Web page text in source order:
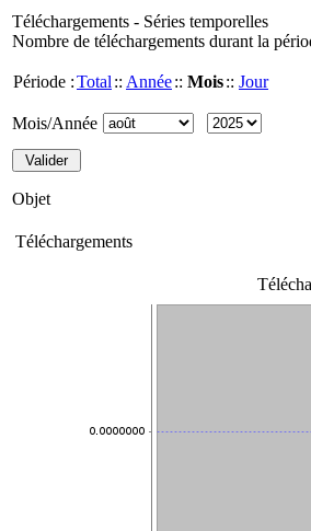
Téléchargements - Séries temporelles
Nombre de téléchargements durant la
Période :Total :: Année:: Mois:: Jour
Mois/Année
Objet
Téléchargements